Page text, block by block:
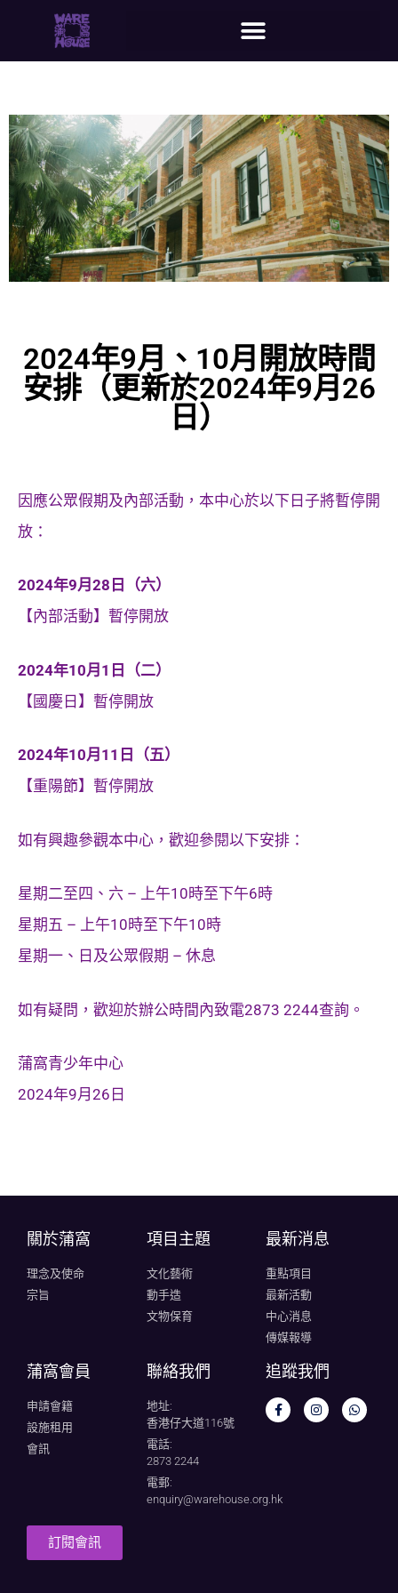
2024年9月、10月開放時間
安排（更新於2024年9月26
日）
因應公眾假期及內部活動，本中心於以下日子將暫停開
放：
2024年9月28日（六）
【內部活動】暫停開放
2024年10月1日（二）
【國慶日】暫停開放
2024年10月11日（五）
【重陽節】暫停開放
如有興趣參觀本中心，歡迎參閱以下安排：
星期二至四、六 – 上午10時至下午6時
星期五 – 上午10時至下午10時
星期一、日及公眾假期 – 休息
如有疑問，歡迎於辦公時間內致電2873 2244查詢。
蒲窩青少年中心
2024年9月26日
關於蒲窩​
理念及使命
宗旨
項目主題
文化藝術
動手造
文物保育
最新消息
重點項目
最新活動
中心消息
傳媒報導
蒲窩會員
申請會籍
設施租用
會訊
聯絡我們
地址:
香港仔大道116號
電話:
2873 2244
電郵:
enquiry@warehouse.org.hk
追蹤我們
訂閱會訊